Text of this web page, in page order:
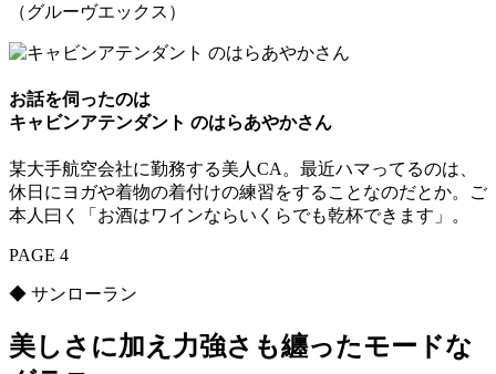
（グルーヴエックス）
お話を伺ったのは
キャビンアテンダント のはらあやかさん
某大手航空会社に勤務する美人CA。最近ハマってるのは、
休日にヨガや着物の着付けの練習をすることなのだとか。ご
本人曰く「お酒はワインならいくらでも乾杯できます」。
PAGE 4
◆ サンローラン
美しさに加え力強さも纏ったモードな